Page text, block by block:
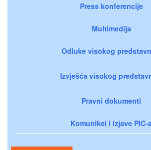
Press konferencije
Multimedija
Odluke visokog
Izvješća visokog
Pravni dokumenti
Komunikei i izjave PIC-a